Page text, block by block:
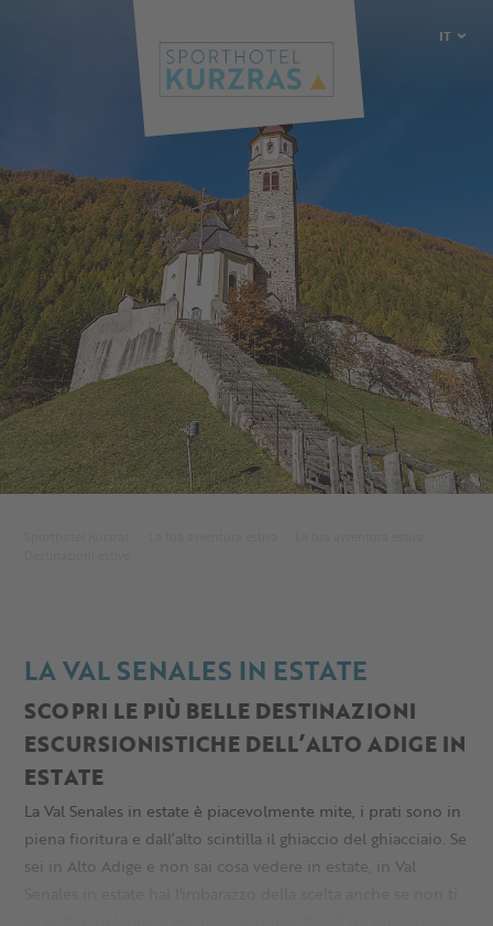
IT
LA VAL SENALES IN ESTATE
SCOPRI LE PIÙ BELLE DESTINAZIONI
ESCURSIONISTICHE DELL’ALTO ADIGE IN
ESTATE
La Val Senales in estate è piacevolmente mite, i prati sono in
piena fioritura e dall’alto scintilla il ghiaccio del ghiacciaio. Se
sei in Alto Adige e non sai cosa vedere in estate, in Val